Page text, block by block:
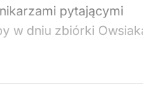
pytającymi
w dniu zbiórki